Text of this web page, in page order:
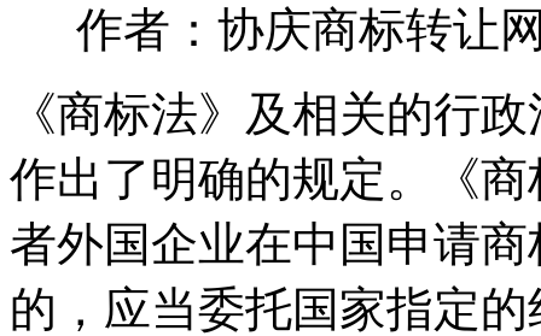
作者：协庆商标转让
《商标法》及相关的行
作出了明确的规定。《
者外国企业在中国申请
的，应当委托国家指定